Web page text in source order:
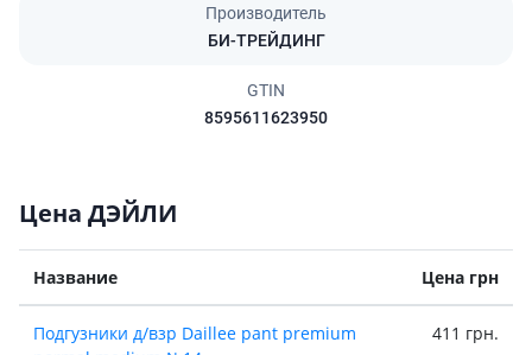
Производитель
БИ-ТРЕЙДИНГ
GTIN
8595611623950
Цена ДЭЙЛИ
Название Цена грн
Подгузники д/взр Daillee pant premium
411 грн.